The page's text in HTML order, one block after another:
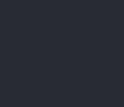
днями могли сами
И еще -